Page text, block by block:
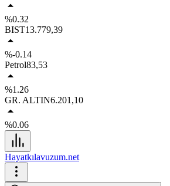
%0.32
BIST13.779,39
%-0.14
Petrol83,53
%1.26
GR. ALTIN6.201,10
%0.06
Hayatkılavuzum.net